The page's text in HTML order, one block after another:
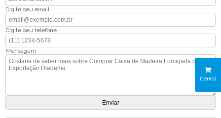
iten(s)
Digite seu email
Digite seu telefone
Mensagem